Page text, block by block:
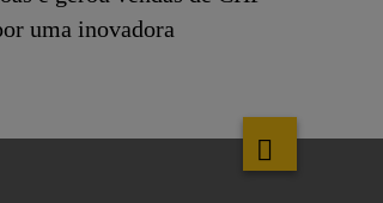
uma inovadora